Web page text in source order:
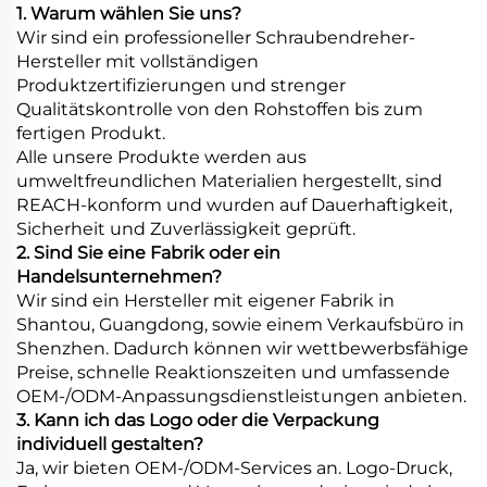
1. Warum wählen Sie uns?
Wir sind ein professioneller Schraubendreher-
Hersteller mit vollständigen
Produktzertifizierungen und strenger
Qualitätskontrolle von den Rohstoffen bis zum
fertigen Produkt.
Alle unsere Produkte werden aus
umweltfreundlichen Materialien hergestellt, sind
REACH-konform und wurden auf Dauerhaftigkeit,
Sicherheit und Zuverlässigkeit geprüft.
2. Sind Sie eine Fabrik oder ein
Handelsunternehmen?
Wir sind ein Hersteller mit eigener Fabrik in
Shantou, Guangdong, sowie einem Verkaufsbüro in
Shenzhen. Dadurch können wir wettbewerbsfähige
Preise, schnelle Reaktionszeiten und umfassende
OEM-/ODM-Anpassungsdienstleistungen anbieten.
3. Kann ich das Logo oder die Verpackung
individuell gestalten?
Ja, wir bieten OEM-/ODM-Services an. Logo-Druck,